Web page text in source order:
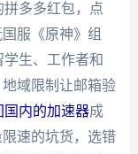
多多红包，点
服《原神》组
生、工作者和
域限制让邮箱验
国内的加速器成
速的坑货，选错